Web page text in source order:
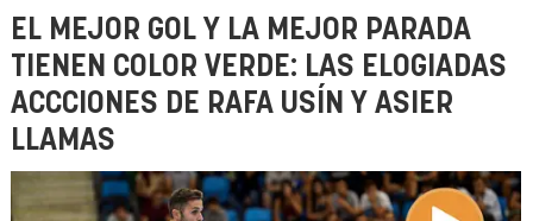
EL MEJOR GOL Y LA MEJOR PARADA
TIENEN COLOR VERDE: LAS ELOGIADAS
ACCCIONES DE RAFA USÍN Y ASIER
LLAMAS